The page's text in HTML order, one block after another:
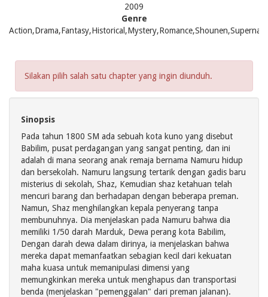
2009
Genre
Silakan pilih salah satu chapter yang ingin diunduh.
Sinopsis
Pada tahun 1800 SM ada sebuah kota kuno yang disebut
Babilim, pusat perdagangan yang sangat penting, dan ini
adalah di mana seorang anak remaja bernama Namuru hidup
dan bersekolah. Namuru langsung tertarik dengan gadis baru
misterius di sekolah, Shaz, Kemudian shaz ketahuan telah
mencuri barang dan berhadapan dengan beberapa preman.
Namun, Shaz menghilangkan kepala penyerang tanpa
membunuhnya. Dia menjelaskan pada Namuru bahwa dia
memiliki 1/50 darah Marduk, Dewa perang kota Babilim,
Dengan darah dewa dalam dirinya, ia menjelaskan bahwa
mereka dapat memanfaatkan sebagian kecil dari kekuatan
maha kuasa untuk memanipulasi dimensi yang
memungkinkan mereka untuk menghapus dan transportasi
benda (menjelaskan "pemenggalan" dari preman jalanan).